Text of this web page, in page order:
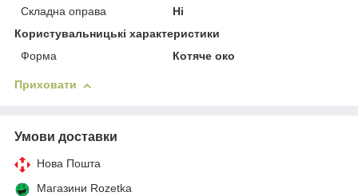
Складна оправа
Ні
Користувальницькі характеристики
Форма
Котяче око
Приховати
Умови доставки
Нова Пошта
Магазини Rozetka